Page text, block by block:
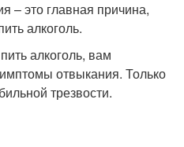
– это главная причина,
алкоголь.
алкоголь, вам
отвыкания. Только
трезвости.